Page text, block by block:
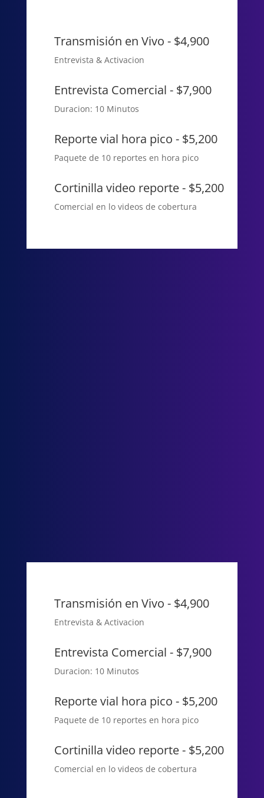
Transmisión en Vivo - $4,900
Entrevista & Activacion
Entrevista Comercial - $7,900
Duracion: 10 Minutos
Reporte vial hora pico - $5,200
Paquete de 10 reportes en hora pico
Cortinilla video reporte - $5,200
Comercial en lo videos de cobertura
Transmisión en Vivo - $4,900
Entrevista & Activacion
Entrevista Comercial - $7,900
Duracion: 10 Minutos
Reporte vial hora pico - $5,200
Paquete de 10 reportes en hora pico
Cortinilla video reporte - $5,200
Comercial en lo videos de cobertura